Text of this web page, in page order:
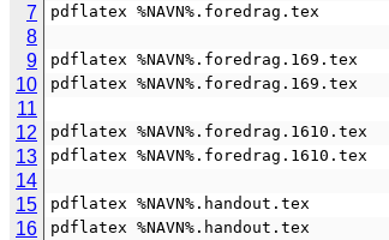
7 pdflatex %NAVN%.foredrag.tex
8
9
pdflatex %NAVN%.foredrag.169.tex
10 pdflatex %NAVN%.foredrag.169.tex
11
12
pdflatex %NAVN%.foredrag.1610.tex
13 pdflatex %NAVN%.foredrag.1610.tex
14
15
pdflatex %NAVN%.handout.tex
16 pdflatex %NAVN%.handout.tex